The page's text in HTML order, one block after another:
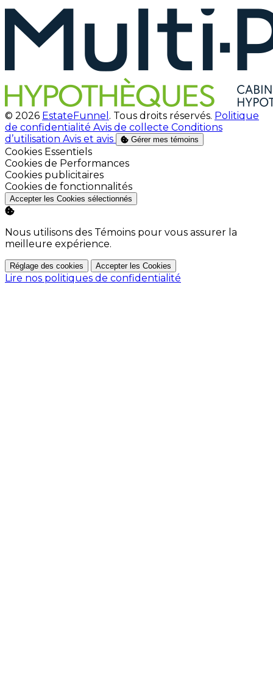
© 2026 EstateFunnel . Tous droits réservés. Politique
de confidentialité Avis de collecte Conditions
d’utilisation Avis et avis Gérer mes témoins
Activer
Cookies Essentiels
Activer
Cookies de Performances
Activer
Cookies publicitaires
Activer
Cookies de fonctionnalités
Accepter les Cookies sélectionnés
Nous utilisons des Témoins pour vous assurer la
meilleure expérience.
Réglage des cookies Accepter les Cookies
Lire nos politiques de confidentialité